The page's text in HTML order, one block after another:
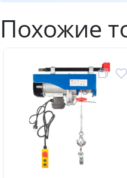
Похожие